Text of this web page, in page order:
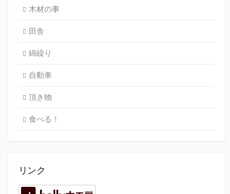
木材の事
田舎
綿繰り
自動車
頂き物
食べる！
リンク